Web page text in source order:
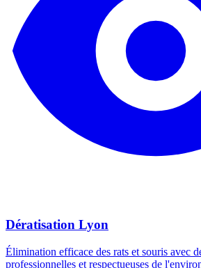
Dératisation Lyon
Élimination efficace des rats et souris avec
professionnelles et respectueuses de